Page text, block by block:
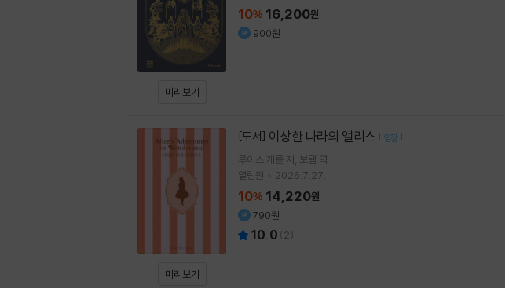
미리보기
10% 16,200원
900원
미리보기
[도서] 이상한 나라의 앨리스 [ 양장 ]
루이스 캐롤 저 보탬 역
열림원
2026.7.27.
10% 14,220원
790원
10.0 ( 2)